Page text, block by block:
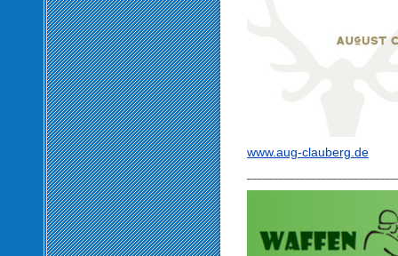
www.aug-clauberg.de